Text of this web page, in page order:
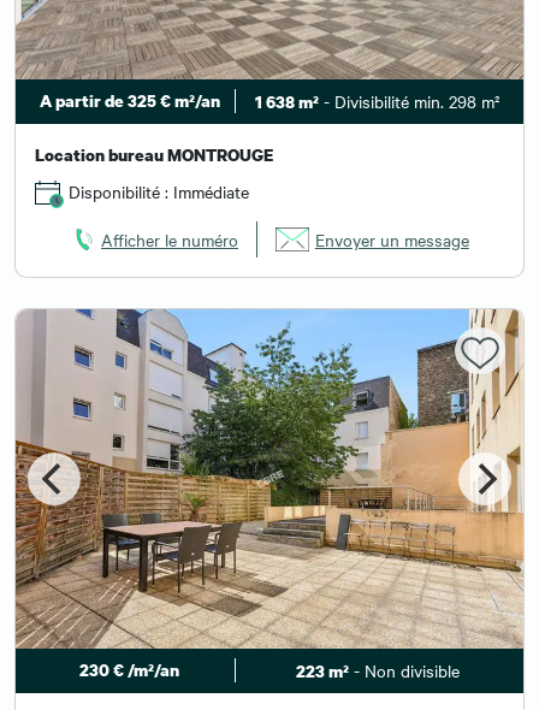
A partir de 325 € m²/an 1 638 m² - Divisibilité min. 298 m²
Location bureau MONTROUGE
Disponibilité : Immédiate
Afficher le numéro Envoyer un message
230 € /m²/an 223 m²- Non divisible